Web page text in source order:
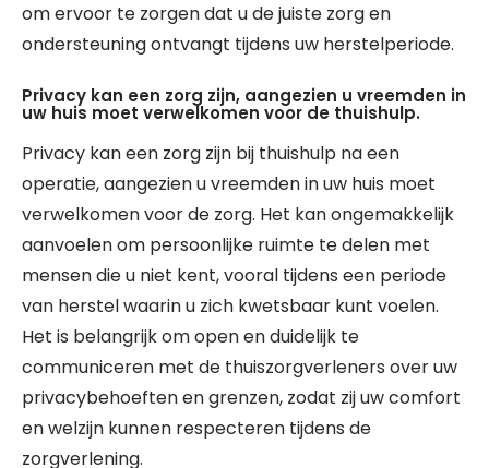
om ervoor te zorgen dat u de juiste zorg en
ondersteuning ontvangt tijdens uw herstelperiode.
Privacy kan een zorg zijn, aangezien u vreemden in
uw huis moet verwelkomen voor de thuishulp.
Privacy kan een zorg zijn bij thuishulp na een
operatie, aangezien u vreemden in uw huis moet
verwelkomen voor de zorg. Het kan ongemakkelijk
aanvoelen om persoonlijke ruimte te delen met
mensen die u niet kent, vooral tijdens een periode
van herstel waarin u zich kwetsbaar kunt voelen.
Het is belangrijk om open en duidelijk te
communiceren met de thuiszorgverleners over uw
privacybehoeften en grenzen, zodat zij uw comfort
en welzijn kunnen respecteren tijdens de
zorgverlening.